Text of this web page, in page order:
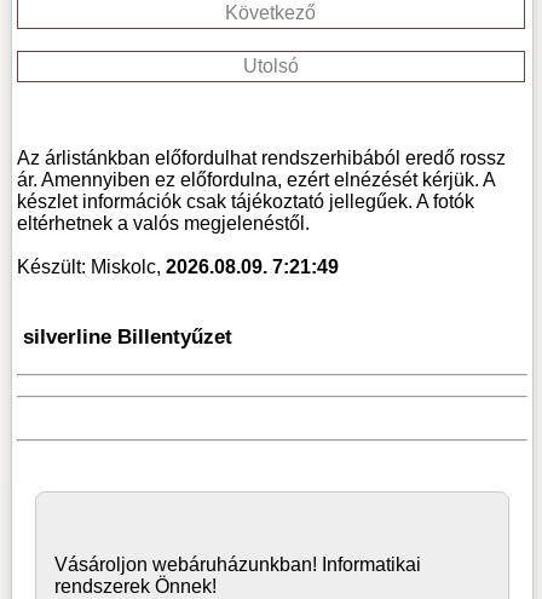
Következő
Utolsó
Az árlistánkban előfordulhat rendszerhibából eredő rossz
ár. Amennyiben ez előfordulna, ezért elnézését kérjük. A
készlet információk csak tájékoztató jellegűek. A fotók
eltérhetnek a valós megjelenéstől.
Készült: Miskolc,2026.08.09. 7:21:49
silverline Billentyűzet
Vásároljonwebáruházunkban! Informatikai
rendszerek Önnek!